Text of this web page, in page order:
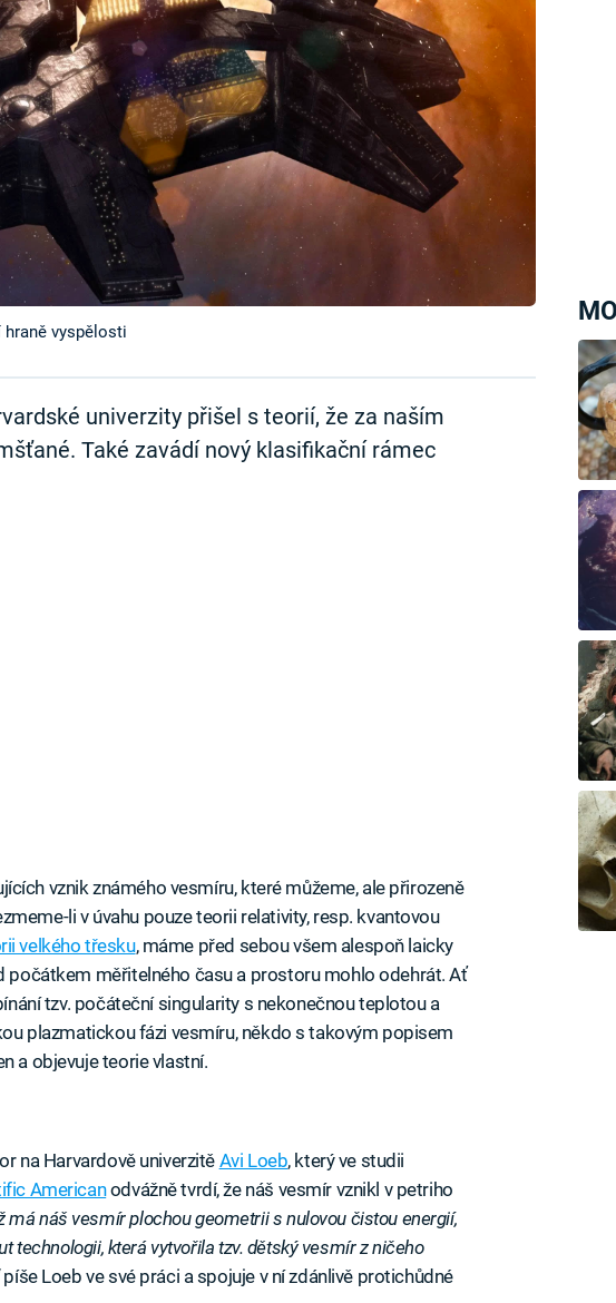
vyspělosti
univerzity přišel s teorií, že za naším
Také zavádí nový klasifikační rámec
vznik známého vesmíru, které můžeme, ale přirozeně
li v úvahu pouze teorii relativity, resp. kvantovou
velkého třesku, máme před sebou všem alespoň laicky
počátkem měřitelného času a prostoru mohlo odehrát. Ať
tzv. počáteční singularity s nekonečnou teplotou a
plazmatickou fázi vesmíru, někdo s takovým popisem
a objevuje teorie vlastní.
na Harvardově univerzitě Avi Loeb, který ve studii
Americanodvážně tvrdí, že náš vesmír vznikl v petriho
má náš vesmír plochou geometrii s nulovou čistou energií,
technologii, která vytvořila tzv. dětský vesmír z ničeho
píše Loeb ve své práci a spojuje v ní zdánlivě protichůdné